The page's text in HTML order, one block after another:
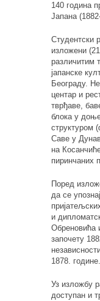
140 година
Јапана
Студентски
изложени
различитим
јапанске
Београду.
центар и
тврђаве,
блока у
структуром
Саве у
на
пиринчаних
Поред
да се
и
Обреновића
започету
1878. године.
Уз изложбу
доступан и